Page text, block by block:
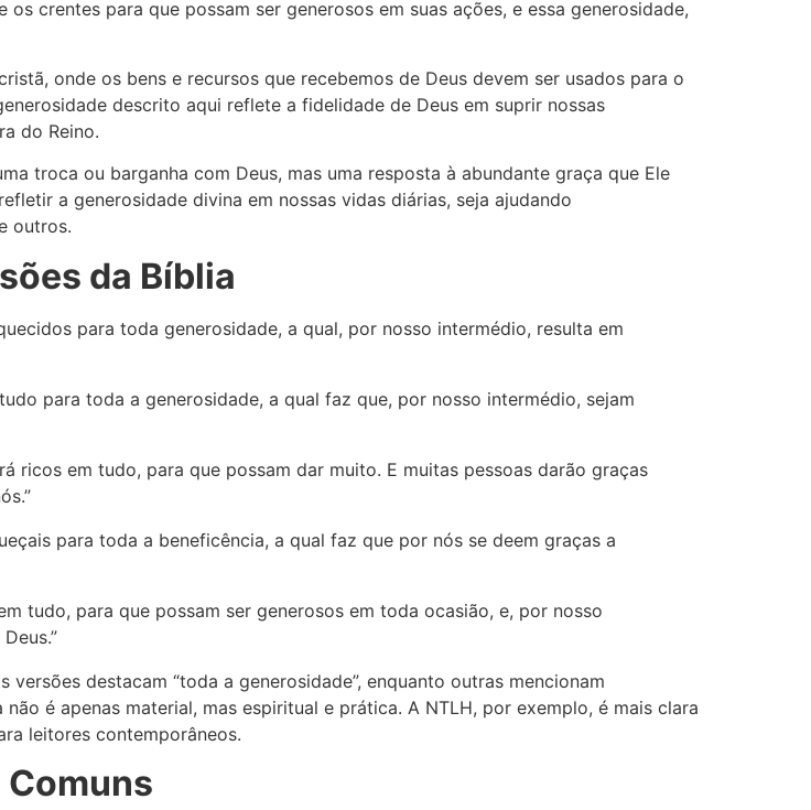
crentes para que possam ser generosos em suas ações, e essa generosidade,
onde os bens e recursos que recebemos de Deus devem ser usados para o
descrito aqui reflete a fidelidade de Deus em suprir nossas
do Reino.
troca ou barganha com Deus, mas uma resposta à abundante graça que Ele
a generosidade divina em nossas vidas diárias, seja ajudando
outros.
da Bíblia
para toda generosidade, a qual, por nosso intermédio, resulta em
para toda a generosidade, a qual faz que, por nosso intermédio, sejam
ricos em tudo, para que possam dar muito. E muitas pessoas darão graças
para toda a beneficência, a qual faz que por nós se deem graças a
tudo, para que possam ser generosos em toda ocasião, e, por nosso
destacam “toda a generosidade”, enquanto outras mencionam
é apenas material, mas espiritual e prática. A NTLH, por exemplo, é mais clara
leitores contemporâneos.